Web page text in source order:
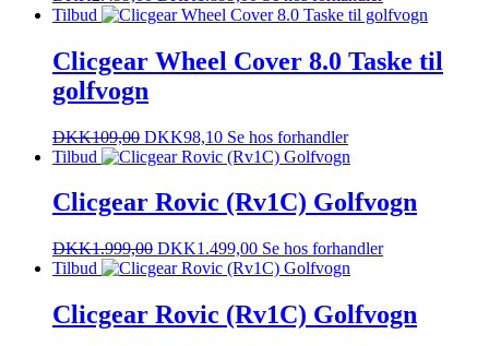
Tilbud
Clicgear Wheel Cover 8.0 Taske til
golfvogn
DKK109,00 DKK98,10 Se hos forhandler
Tilbud
Clicgear Rovic (Rv1C) Golfvogn
DKK1.999,00 DKK1.499,00 Se hos forhandler
Tilbud
Clicgear Rovic (Rv1C) Golfvogn